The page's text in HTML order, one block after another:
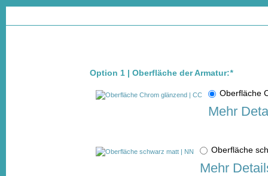
Option 1 | Oberfläche der Armatur:*
Oberfläche
Mehr
Oberfläche
Mehr